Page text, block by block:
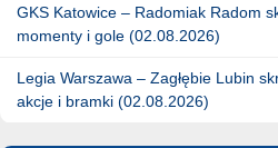
GKS Katowice – Radomiak Radom
momenty i gole (02.08.2026)
Legia Warszawa – Zagłębie Lubin
akcje i bramki (02.08.2026)